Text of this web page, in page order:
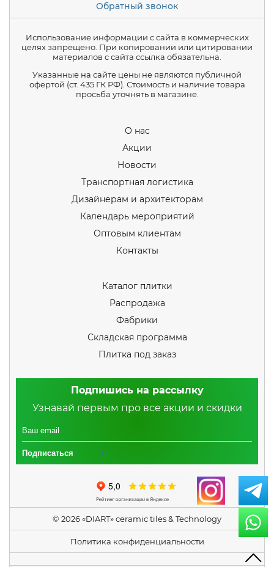
Обратный звонок
Использование информации с сайта в коммерческих
целях запрещено. При копировании или цитировании
материалов с сайта ссылка обязательна.
Указанные на сайте цены не являются публичной
офертой (ст. 435 ГК РФ). Стоимость и наличие товара
просьба уточнять в магазине.
О нас
Акции
Новости
Транспортная логистика
Дизайнерам и архитекторам
Календарь мероприятий
Оптовым клиентам
Контакты
Каталог плитки
Распродажа
Фабрики
Складская программа
Плитка под заказ
Подпишись на рассылку
Узнавай первым про все акции и скидки
Подписаться
© 2026 «DIART» ceramic tiles & Technology
Политика конфиденциальности